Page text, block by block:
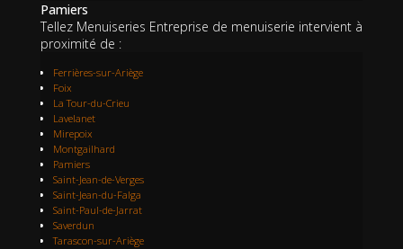
Pamiers
Tellez Menuiseries Entreprise de menuiserie intervient à
proximité de :
Ferrières-sur-Ariège
Foix
La Tour-du-Crieu
Lavelanet
Mirepoix
Montgailhard
Pamiers
Saint-Jean-de-Verges
Saint-Jean-du-Falga
Saint-Paul-de-Jarrat
Saverdun
Tarascon-sur-Ariège